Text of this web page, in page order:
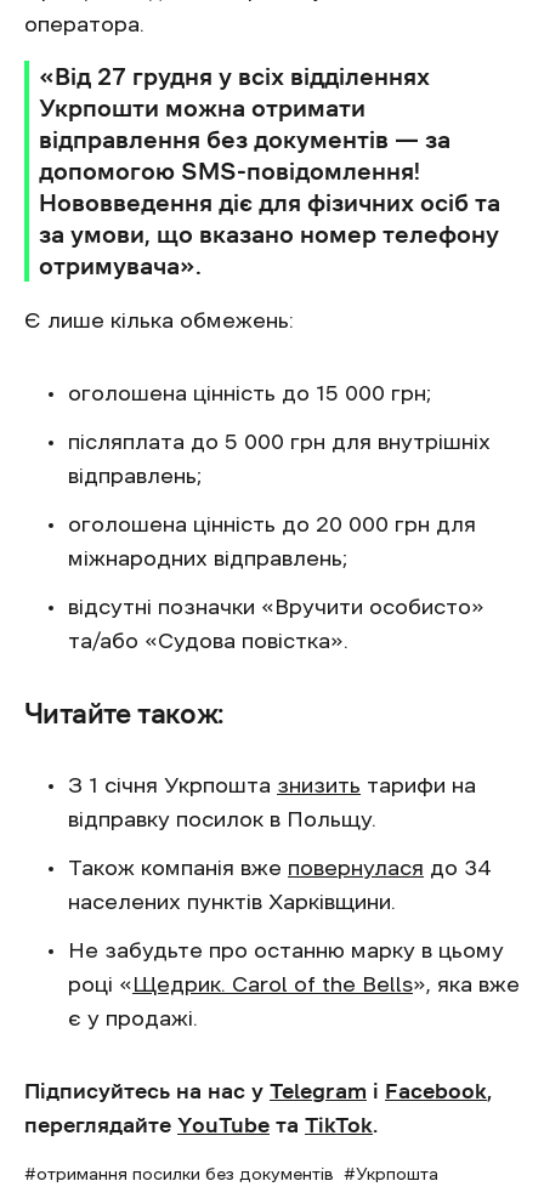
оператора.
«Від 27 грудня у всіх відділеннях
Укрпошти можна отримати
відправлення без документів — за
допомогою SMS-повідомлення!
Нововведення діє для фізичних осіб та
за умови, що вказано номер телефону
отримувача».
Є лише кілька обмежень:
оголошена цінність до 15 000 грн;
післяплата до 5 000 грн для внутрішніх
відправлень;
оголошена цінність до 20 000 грн для
міжнародних відправлень;
відсутні позначки «Вручити особисто»
та/або «Судова повістка».
Читайте також:
З 1 січня Укрпошта знизить тарифи на
відправку посилок в Польщу.
Також компанія вже повернулася до 34
населених пунктів Харківщини.
Не забудьте про останню марку в цьому
році «Щедрик. Carol of the Bells», яка вже
є у продажі.
Підписуйтесь на нас у Telegram і Facebook,
переглядайте YouTube та TikTok.
отримання посилки без документів Укрпошта